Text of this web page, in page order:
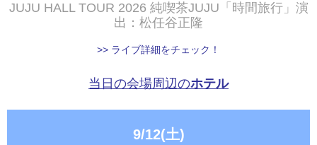
JUJU HALL TOUR 2026 純喫茶JUJU「時間旅行」演
出：松任谷正隆
>> ライブ詳細をチェック！
当日の会場周辺のホテル
9/12(土)